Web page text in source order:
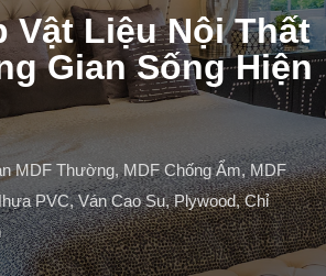
Vật Liệu Nội Thất
Gian Sống Hiện
MDF Thường, MDF Chống Ẩm, MDF
PVC, Ván Cao Su, Plywood, Chỉ